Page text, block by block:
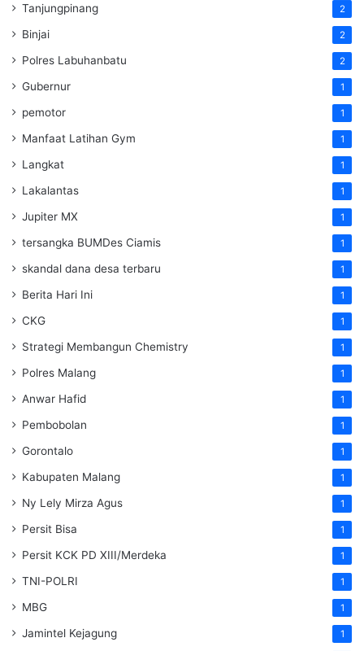
Tanjungpinang 2
Binjai 2
Polres Labuhanbatu 2
Gubernur 1
pemotor 1
Manfaat Latihan Gym 1
Langkat 1
Lakalantas 1
Jupiter MX 1
tersangka BUMDes Ciamis 1
skandal dana desa terbaru 1
Berita Hari Ini 1
CKG 1
Strategi Membangun Chemistry 1
Polres Malang 1
Anwar Hafid 1
Pembobolan 1
Gorontalo 1
Kabupaten Malang 1
Ny Lely Mirza Agus 1
Persit Bisa 1
Persit KCK PD XIII/Merdeka 1
TNI-POLRI 1
MBG 1
Jamintel Kejagung 1